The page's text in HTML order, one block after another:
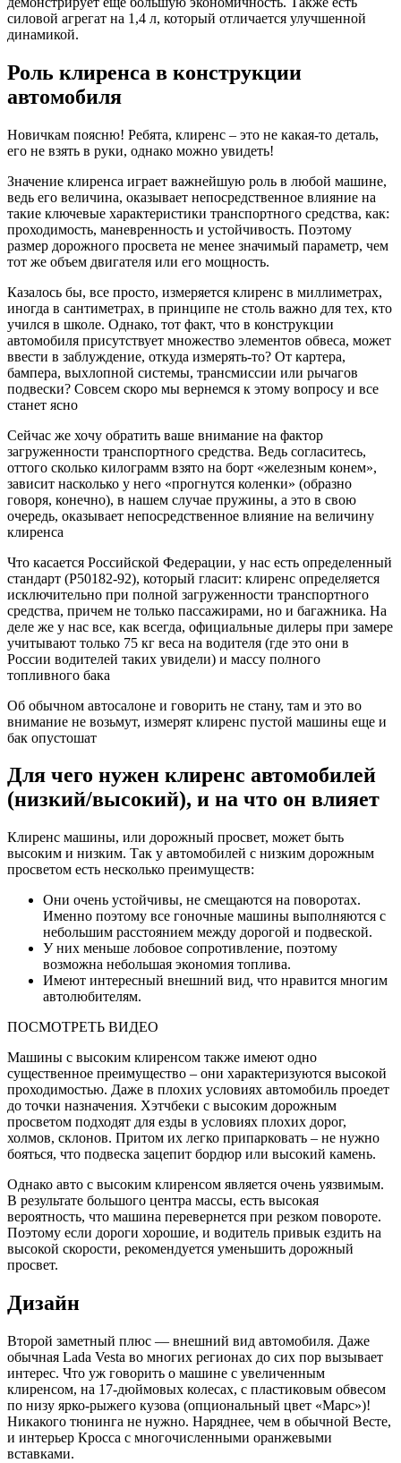
силовой агрегат на 1,4 л, который отличается улучшенной
динамикой.
Роль клиренса в конструкции
автомобиля
Новичкам поясню! Ребята, клиренс – это не какая-то деталь,
его не взять в руки, однако можно увидеть!
Значение клиренса играет важнейшую роль в любой машине,
ведь его величина, оказывает непосредственное влияние на
такие ключевые характеристики транспортного средства, как:
проходимость, маневренность и устойчивость. Поэтому
размер дорожного просвета не менее значимый параметр, чем
тот же объем двигателя или его мощность.
Казалось бы, все просто, измеряется клиренс в миллиметрах,
иногда в сантиметрах, в принципе не столь важно для тех, кто
учился в школе. Однако, тот факт, что в конструкции
автомобиля присутствует множество элементов обвеса, может
ввести в заблуждение, откуда измерять-то? От картера,
бампера, выхлопной системы, трансмиссии или рычагов
подвески? Совсем скоро мы вернемся к этому вопросу и все
станет ясно
Сейчас же хочу обратить ваше внимание на фактор
загруженности транспортного средства. Ведь согласитесь,
оттого сколько килограмм взято на борт «железным конем»,
зависит насколько у него «прогнутся коленки» (образно
говоря, конечно), в нашем случае пружины, а это в свою
очередь, оказывает непосредственное влияние на величину
клиренса
Что касается Российской Федерации, у нас есть определенный
стандарт (P50182-92), который гласит: клиренс определяется
исключительно при полной загруженности транспортного
средства, причем не только пассажирами, но и багажника. На
деле же у нас все, как всегда, официальные дилеры при замере
учитывают только 75 кг веса на водителя (где это они в
России водителей таких увидели) и массу полного
топливного бака
Об обычном автосалоне и говорить не стану, там и это во
внимание не возьмут, измерят клиренс пустой машины еще и
бак опустошат
Для чего нужен клиренс автомобилей
(низкий/высокий), и на что он влияет
Клиренс машины, или дорожный просвет, может быть
высоким и низким. Так у автомобилей с низким дорожным
просветом есть несколько преимуществ:
Они очень устойчивы, не смещаются на поворотах.
Именно поэтому все гоночные машины выполняются с
небольшим расстоянием между дорогой и подвеской.
У них меньше лобовое сопротивление, поэтому
возможна небольшая экономия топлива.
Имеют интересный внешний вид, что нравится многим
автолюбителям.
ПОСМОТРЕТЬ ВИДЕО
Машины с высоким клиренсом также имеют одно
существенное преимущество – они характеризуются высокой
проходимостью. Даже в плохих условиях автомобиль проедет
до точки назначения. Хэтчбеки с высоким дорожным
просветом подходят для езды в условиях плохих дорог,
холмов, склонов. Притом их легко припарковать – не нужно
бояться, что подвеска зацепит бордюр или высокий камень.
Однако авто с высоким клиренсом является очень уязвимым.
В результате большого центра массы, есть высокая
вероятность, что машина перевернется при резком повороте.
Поэтому если дороги хорошие, и водитель привык ездить на
высокой скорости, рекомендуется уменьшить дорожный
просвет.
Дизайн
Второй заметный плюс — внешний вид автомобиля. Даже
обычная Lada Vesta во многих регионах до сих пор вызывает
интерес. Что уж говорить о машине с увеличенным
клиренсом, на 17-дюймовых колесах, с пластиковым обвесом
по низу ярко-рыжего кузова (опциональный цвет «Марс»)!
Никакого тюнинга не нужно. Наряднее, чем в обычной Весте,
и интерьер Кросса с многочисленными оранжевыми
вставками.